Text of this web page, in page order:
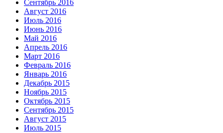
Сентябрь 2016
Август 2016
Июль 2016
Июнь 2016
Май 2016
Апрель 2016
Март 2016
Февраль 2016
Январь 2016
Декабрь 2015
Ноябрь 2015
Октябрь 2015
Сентябрь 2015
Август 2015
Июль 2015